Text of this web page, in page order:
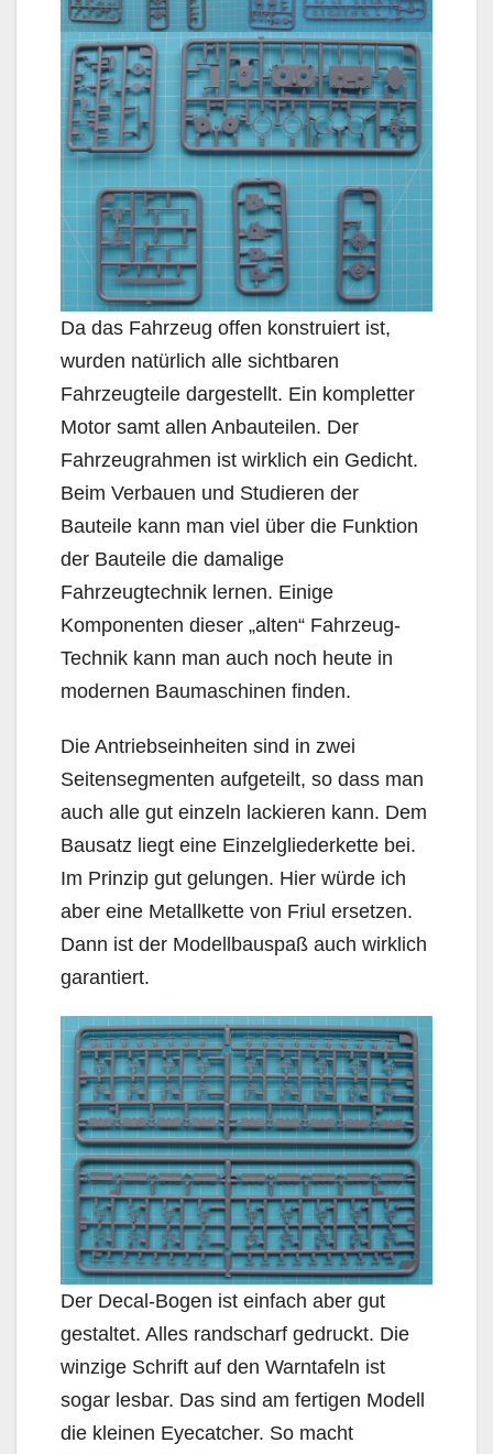
Da das Fahrzeug offen konstruiert ist,
wurden natürlich alle sichtbaren
Fahrzeugteile dargestellt. Ein kompletter
Motor samt allen Anbauteilen. Der
Fahrzeugrahmen ist wirklich ein Gedicht.
Beim Verbauen und Studieren der
Bauteile kann man viel über die Funktion
der Bauteile die damalige
Fahrzeugtechnik lernen. Einige
Komponenten dieser „alten“ Fahrzeug-
Technik kann man auch noch heute in
modernen Baumaschinen finden.
Die Antriebseinheiten sind in zwei
Seitensegmenten aufgeteilt, so dass man
auch alle gut einzeln lackieren kann. Dem
Bausatz liegt eine Einzelgliederkette bei.
Im Prinzip gut gelungen. Hier würde ich
aber eine Metallkette von Friul ersetzen.
Dann ist der Modellbauspaß auch wirklich
garantiert.
Der Decal-Bogen ist einfach aber gut
gestaltet. Alles randscharf gedruckt. Die
winzige Schrift auf den Warntafeln ist
sogar lesbar. Das sind am fertigen Modell
die kleinen Eyecatcher. So macht